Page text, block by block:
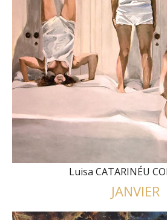
Luisa CATARINÉU
JANVIER